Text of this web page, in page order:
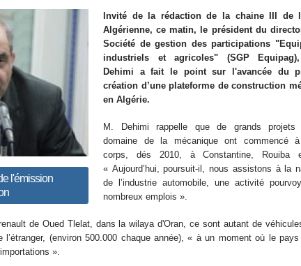
l'émission
Invité de la rédaction de la chaine III de
Algérienne, ce matin, le président du
Société de gestion des participations
industriels et agricoles" (SGP
Dehimi a fait le point sur l'avancée du
création d’une plateforme de construction
en Algérie.
M. Dehimi rappelle que de grands
domaine de la mécanique ont commencé à
corps, dés 2010, à Constantine, Rouiba
« Aujourd’hui, poursuit-il, nous assistons à la
de l’industrie automobile, une activité
nombreux emplois ».
de Oued Tlelat, dans la wilaya d'Oran, ce sont autant de
l’étranger, (environ 500.000 chaque année), « à un moment où le
».